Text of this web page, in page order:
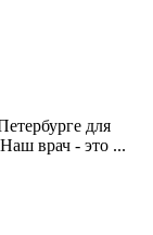
для
врач - это ...